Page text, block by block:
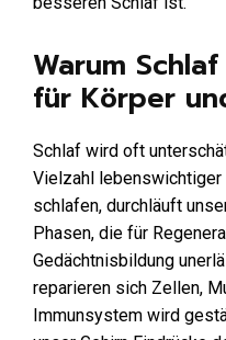
Warum
für Körper
Schlaf wird oft
Vielzahl lebenswichtiger
schlafen, durchläuft
Phasen, die für
Gedächtnisbildung
reparieren sich Zellen,
Immunsystem wird